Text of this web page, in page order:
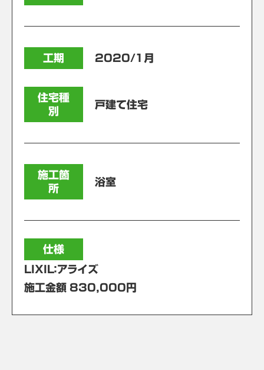
工期 2020/1月
住宅種
別
戸建て住宅
施工箇
所
浴室
仕様
LIXIL：アライズ
施工金額 830,000円